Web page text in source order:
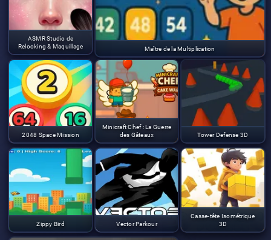
Maître de la Multiplication
ASMR Studio de
Relooking & Maquillage
2048 Space Mission
Minicraft Chef : La Guerre
des Gâteaux
Tower Defense 3D
Zippy Bird Vector Parkour
Casse-tête Isométrique
3D